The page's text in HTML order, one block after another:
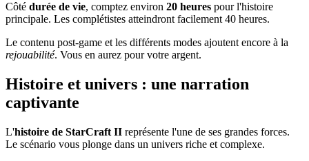
Côté durée de vie, comptez environ 20 heures pour l'histoire
principale. Les complétistes atteindront facilement 40 heures.
Le contenu post-game et les différents modes ajoutent encore à la
rejouabilité. Vous en aurez pour votre argent.
Histoire et univers : une narration
captivante
L'histoire de StarCraft II représente l'une de ses grandes forces.
Le scénario vous plonge dans un univers riche et complexe.